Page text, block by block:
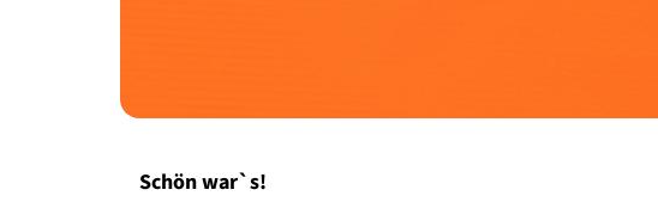
Schön war`s!